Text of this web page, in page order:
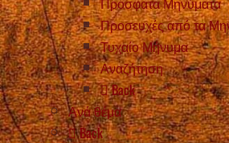
Προσευχές από τα
Τυχαίο Μήνυμα
Αναζήτηση
Back
Ανά θέμα
Back